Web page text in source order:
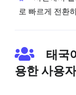
로 빠르게 전환
태국
용한 사용자